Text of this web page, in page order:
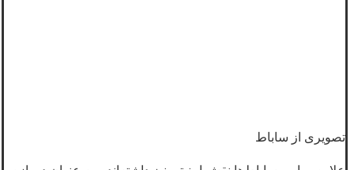
تصویری از ساباط